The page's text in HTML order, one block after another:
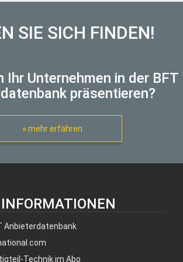
SIE SICH FINDEN!
Ihr Unternehmen in der BFT
präsentieren?
» mehr erfahren
Anbieterdatenbank
Technik im Abo